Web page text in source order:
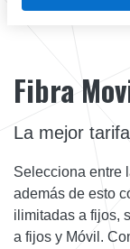
Fibra
La mejor
Selecciona entre
además de esto
ilimitadas a fijos,
a fijos y Móvil.